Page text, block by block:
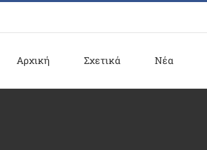
Αρχική Σχετικά Νέα